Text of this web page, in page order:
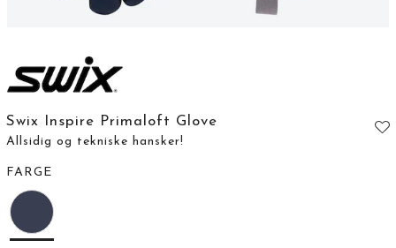
Swix Inspire Primaloft Glove
Allsidig og tekniske hansker!
FARGE